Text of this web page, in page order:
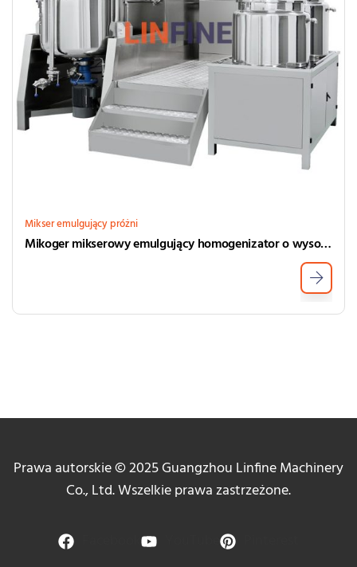
Mikser emulgujący próżni
Mikoger mikserowy emulgujący homogenizator o wysokim ścinaniu mikser
Prawa autorskie © 2025 Guangzhou Linfine Machinery
Co., Ltd. Wszelkie prawa zastrzeżone.